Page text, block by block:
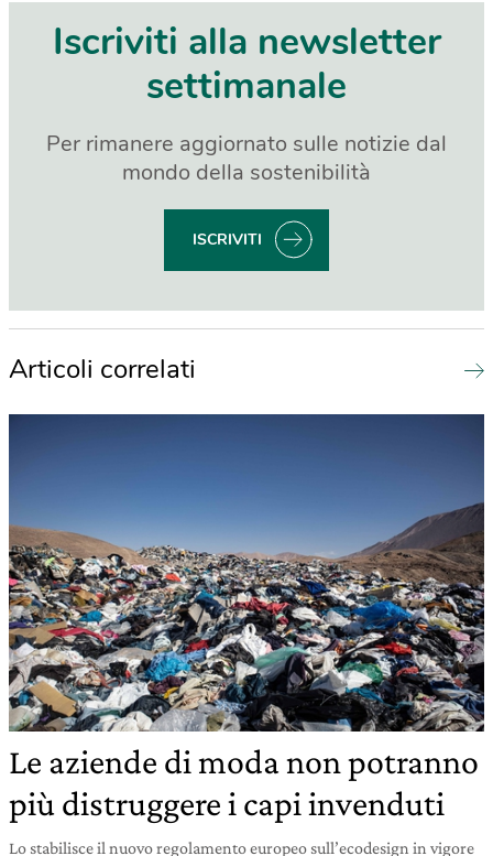
Iscriviti alla newsletter
settimanale
Per rimanere aggiornato sulle notizie dal
mondo della sostenibilità
ISCRIVITI
Articoli correlati
Le aziende di moda non potranno
più distruggere i capi invenduti
Lo stabilisce il nuovo regolamento europeo sull’ecodesign in vigore